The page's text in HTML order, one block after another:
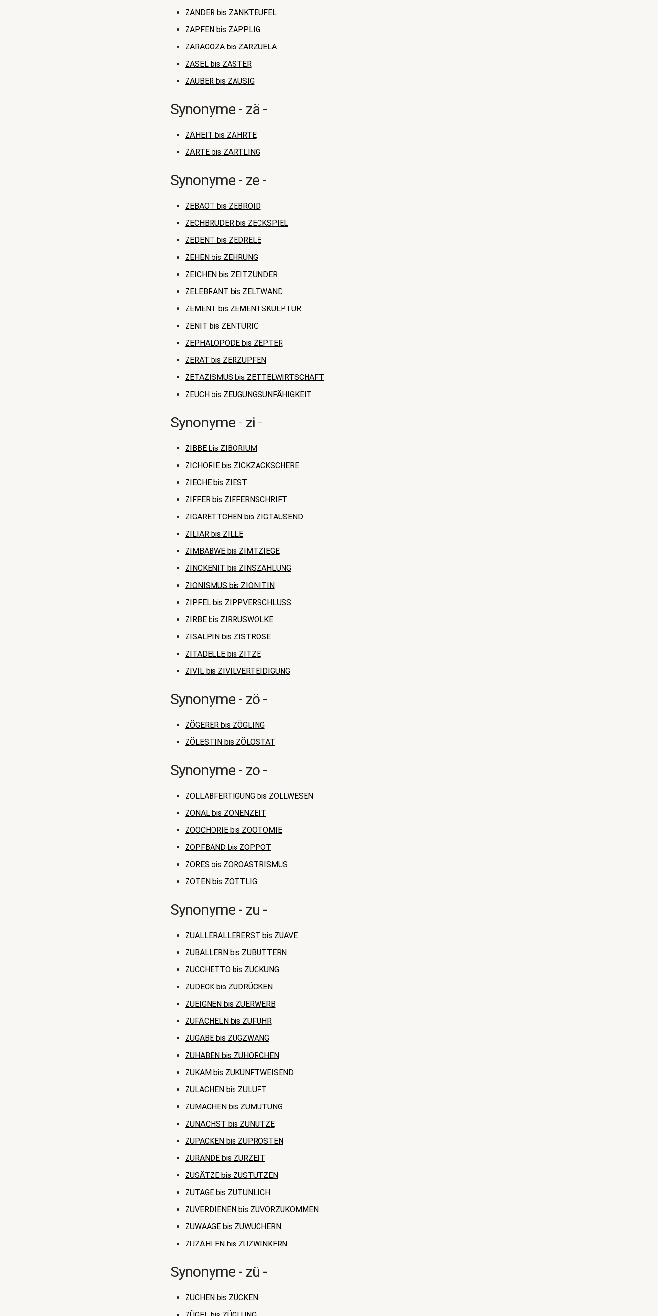
ZANDER bis ZANKTEUFEL
ZAPFEN bis ZAPPLIG
ZARAGOZA bis ZARZUELA
ZASEL bis ZASTER
ZAUBER bis ZAUSIG
Synonyme - zä -
ZÄHEIT bis ZÄHRTE
ZÄRTE bis ZÄRTLING
Synonyme - ze -
ZEBAOT bis ZEBROID
ZECHBRUDER bis ZECKSPIEL
ZEDENT bis ZEDRELE
ZEHEN bis ZEHRUNG
ZEICHEN bis ZEITZÜNDER
ZELEBRANT bis ZELTWAND
ZEMENT bis ZEMENTSKULPTUR
ZENIT bis ZENTURIO
ZEPHALOPODE bis ZEPTER
ZERAT bis ZERZUPFEN
ZETAZISMUS bis ZETTELWIRTSCHAFT
ZEUCH bis ZEUGUNGSUNFÄHIGKEIT
Synonyme - zi -
ZIBBE bis ZIBORIUM
ZICHORIE bis ZICKZACKSCHERE
ZIECHE bis ZIEST
ZIFFER bis ZIFFERNSCHRIFT
ZIGARETTCHEN bis ZIGTAUSEND
ZILIAR bis ZILLE
ZIMBABWE bis ZIMTZIEGE
ZINCKENIT bis ZINSZAHLUNG
ZIONISMUS bis ZIONITIN
ZIPFEL bis ZIPPVERSCHLUSS
ZIRBE bis ZIRRUSWOLKE
ZISALPIN bis ZISTROSE
ZITADELLE bis ZITZE
ZIVIL bis ZIVILVERTEIDIGUNG
Synonyme - zö -
ZÖGERER bis ZÖGLING
ZÖLESTIN bis ZÖLOSTAT
Synonyme - zo -
ZOLLABFERTIGUNG bis ZOLLWESEN
ZONAL bis ZONENZEIT
ZOOCHORIE bis ZOOTOMIE
ZOPFBAND bis ZOPPOT
ZORES bis ZOROASTRISMUS
ZOTEN bis ZOTTLIG
Synonyme - zu -
ZUALLERALLERERST bis ZUAVE
ZUBALLERN bis ZUBUTTERN
ZUCCHETTO bis ZUCKUNG
ZUDECK bis ZUDRÜCKEN
ZUEIGNEN bis ZUERWERB
ZUFÄCHELN bis ZUFUHR
ZUGABE bis ZUGZWANG
ZUHABEN bis ZUHORCHEN
ZUKAM bis ZUKUNFTWEISEND
ZULACHEN bis ZULUFT
ZUMACHEN bis ZUMUTUNG
ZUNÄCHST bis ZUNUTZE
ZUPACKEN bis ZUPROSTEN
ZURANDE bis ZURZEIT
ZUSÄTZE bis ZUSTUTZEN
ZUTAGE bis ZUTUNLICH
ZUVERDIENEN bis ZUVORZUKOMMEN
ZUWAAGE bis ZUWUCHERN
ZUZÄHLEN bis ZUZWINKERN
Synonyme - zü -
ZÜCHEN bis ZÜCKEN